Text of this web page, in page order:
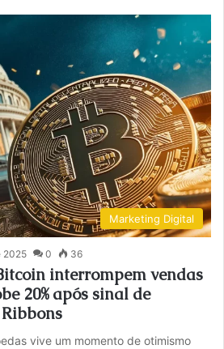
Marketing Digital
2025 0 36
interrompem vendas
20% após sinal de
vive um momento de otimismo